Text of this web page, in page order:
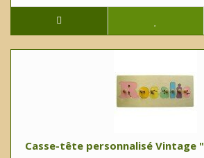
Casse-tête personnalisé Vintage